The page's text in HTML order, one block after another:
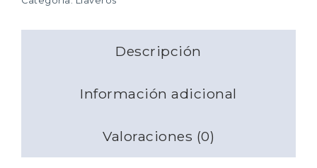
justificar la decisión ni penalización en forma de costes
Si desea realizar una devolución simplemente debe
contacto@caracolinaartesania.com.
Descripción
Información adicional
Valoraciones (0)